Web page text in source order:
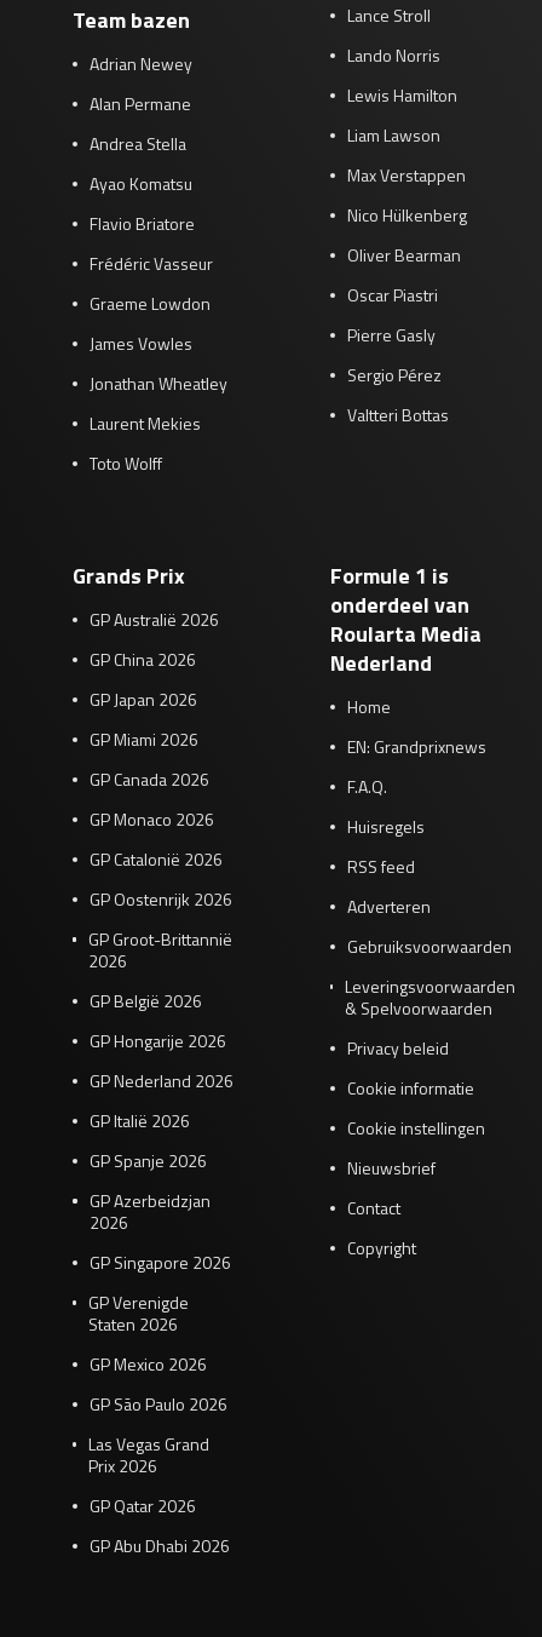
Team bazen
Adrian Newey
Alan Permane
Andrea Stella
Ayao Komatsu
Flavio Briatore
Frédéric Vasseur
Graeme Lowdon
James Vowles
Jonathan Wheatley
Laurent Mekies
Toto Wolff
Lance Stroll
Lando Norris
Lewis Hamilton
Liam Lawson
Max Verstappen
Nico Hülkenberg
Oliver Bearman
Oscar Piastri
Pierre Gasly
Sergio Pérez
Valtteri Bottas
Grands Prix
GP Australië 2026
GP China 2026
GP Japan 2026
GP Miami 2026
GP Canada 2026
GP Monaco 2026
GP Catalonië 2026
GP Oostenrijk 2026
GP Groot-Brittannië
2026
GP België 2026
GP Hongarije 2026
GP Nederland 2026
GP Italië 2026
GP Spanje 2026
GP Azerbeidzjan
2026
GP Singapore 2026
GP Verenigde
Staten 2026
GP Mexico 2026
GP São Paulo 2026
Las Vegas Grand
Prix 2026
GP Qatar 2026
GP Abu Dhabi 2026
Formule 1 is
onderdeel van
Roularta Media
Nederland
Home
EN: Grandprixnews
F.A.Q.
Huisregels
RSS feed
Adverteren
Gebruiksvoorwaarden
Leveringsvoorwaarden
& Spelvoorwaarden
Privacy beleid
Cookie informatie
Cookie instellingen
Nieuwsbrief
Contact
Copyright